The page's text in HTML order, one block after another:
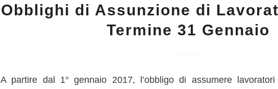
Obblighi di Assunzione di
Termine 31 Gennaio
A partire dal 1° gennaio 2017, l’obbligo di assumere